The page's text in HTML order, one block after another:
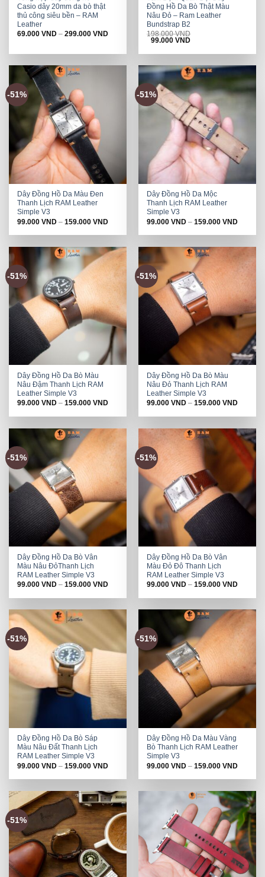
Casio dây 20mm da bò thật
thủ công siêu bền – RAM
Leather
69.000VND –299.000VND
Đồng Hồ Da Bò Thật Màu
Nâu Đỏ – Ram Leather
Bundstrap B2
198.000VND
Original
was:
99.000VNDCurrent
is:
-51%
Dây Đồng Hồ Da Màu Đen
Thanh Lịch RAM Leather
Simple V3
99.000VND –159.000VND
-51%
Dây Đồng Hồ Da Mộc
Thanh Lịch RAM Leather
Simple V3
99.000VND –159.000VND
-51%
Dây Đồng Hồ Da Bò Màu
Nâu Đậm Thanh Lịch RAM
Leather Simple V3
99.000VND –159.000VND
-51%
Dây Đồng Hồ Da Bò Màu
Nâu Đỏ Thanh Lịch RAM
Leather Simple V3
99.000VND –159.000VND
-51%
Dây Đồng Hồ Da Bò Vân
Màu Nâu ĐỏThanh Lịch
RAM Leather Simple V3
99.000VND –159.000VND
-51%
Dây Đồng Hồ Da Bò Vân
Màu Đỏ Đô Thanh Lịch
RAM Leather Simple V3
99.000VND –159.000VND
-51%
Dây Đồng Hồ Da Bò Sáp
Màu Nâu Đất Thanh Lịch
RAM Leather Simple V3
99.000VND –159.000VND
-51%
Dây Đồng Hồ Da Màu Vàng
Bò Thanh Lịch RAM Leather
Simple V3
99.000VND –159.000VND
-51%